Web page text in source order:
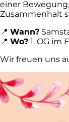
einer
Zusammenhalt
📍 Wann?
📍 Wo? 1. OG im
Wir freuen uns